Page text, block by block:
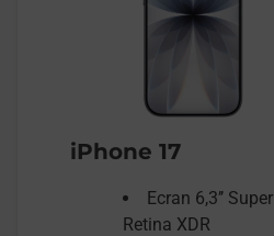
iPhone 17
Ecran 6,3’’ Super
Retina XDR